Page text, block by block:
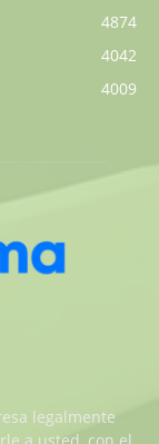
4874
4042
4009
legalmente
a usted, con el